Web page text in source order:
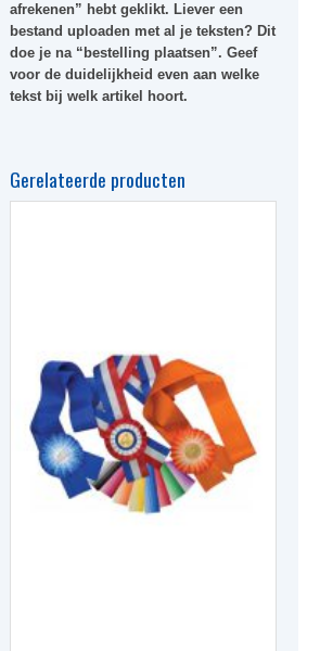
afrekenen” hebt geklikt. Liever een
bestand uploaden met al je teksten? Dit
doe je na “bestelling plaatsen”. Geef
voor de duidelijkheid even aan welke
tekst bij welk artikel hoort.
Gerelateerde producten